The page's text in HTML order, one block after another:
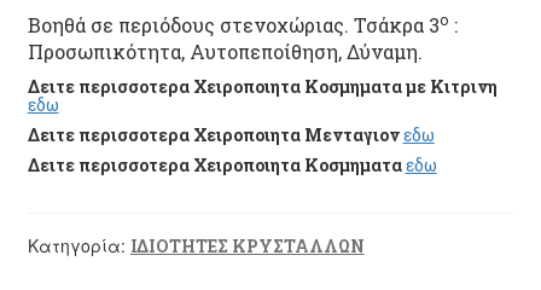
Βοηθά σε περιόδους στενοχώριας. Τσάκρα 3ο :
Προσωπικότητα, Αυτοπεποίθηση, Δύναμη.
Δειτε περισσοτερα Χειροποιητα Κοσμηματα με Κιτρινη
εδω
Δειτε περισσοτερα Χειροποιητα Μενταγιονεδω
Δειτε περισσοτερα Χειροποιητα Κοσμηματαεδω
Κατηγορία: ΙΔΙΟΤΗΤΕΣ ΚΡΥΣΤΑΛΛΩΝ